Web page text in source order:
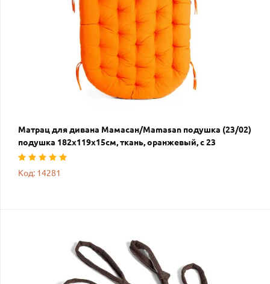
Матрац для дивана Мамасан/Mamasan подушка (23/02)
подушка 182х119х15см, ткань, оранжевый, с 23
Код: 14281